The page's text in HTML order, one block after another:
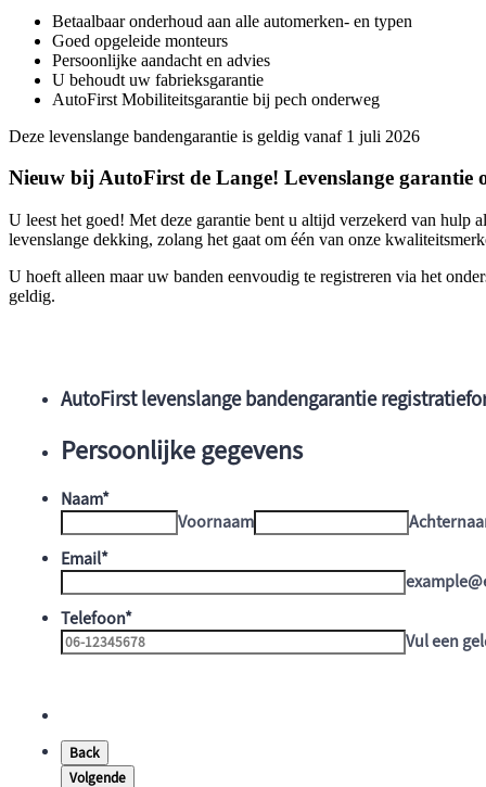
Betaalbaar onderhoud aan alle automerken- en typen
Goed opgeleide monteurs
Persoonlijke aandacht en advies
U behoudt uw fabrieksgarantie
AutoFirst Mobiliteitsgarantie bij pech onderweg
Deze levenslange bandengarantie is geldig vanaf 1 juli 2026
Nieuw bij AutoFirst de Lange! Levenslange
U leest het goed! Met deze garantie bent u altijd verzekerd van hulp
levenslange dekking, zolang het gaat om één van onze
U hoeft alleen maar uw banden eenvoudig te registreren via het
geldig.